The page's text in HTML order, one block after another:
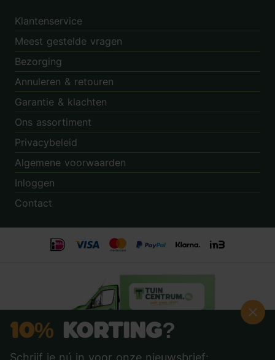
Klantenservice
Meest gestelde vragen
Bezorging
Annuleren & retouren
Garantie & klachten
Ons assortiment
Privacybeleid
Algemene voorwaarden
Inloggen
Contact
10% Korting?
Schrijf je nú in voor onze nieuwsbrief: